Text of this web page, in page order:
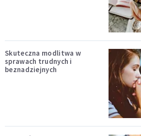
Skuteczna modlitwa w
sprawach trudnych i
beznadziejnych